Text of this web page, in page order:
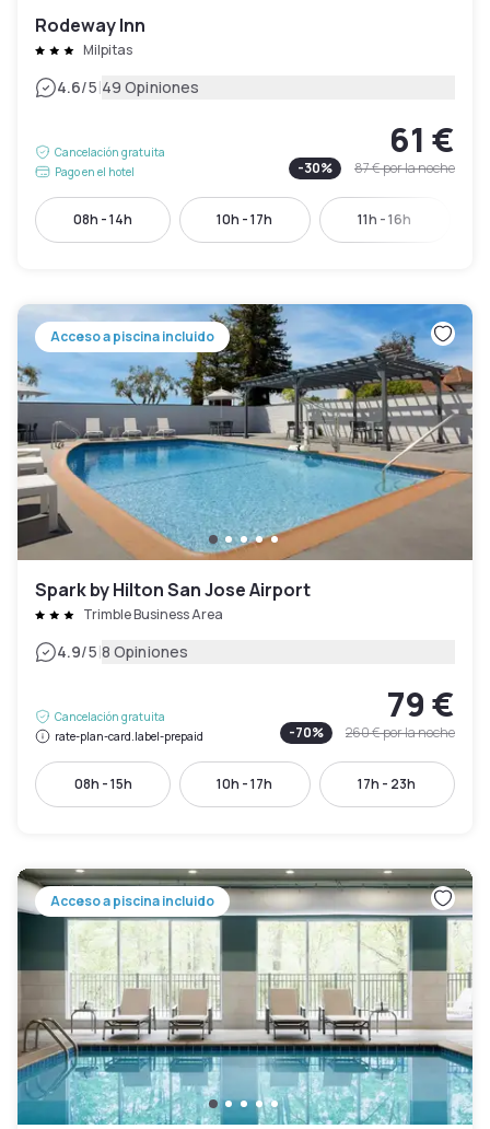
Rodeway Inn
Milpitas
4.6/5|49 Opiniones
Cancelación gratuita
Pago en el hotel
61 €
-30% 87 €por la noche
08h - 14h 10h - 17h 11h - 16h
Acceso a piscina incluido
Spark by Hilton San Jose Airport
Trimble Business Area
4.9/5|8 Opiniones
Cancelación gratuita
rate-plan-card.label-prepaid
79 €
-70% 260 €por la noche
08h - 15h 10h - 17h 17h - 23h
Acceso a piscina incluido